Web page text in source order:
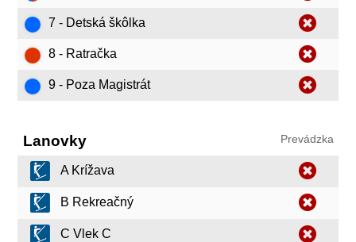
7 - Detská škôlka
8 - Ratračka
9 - Poza Magistrát
Lanovky Prevádzka
A Krížava
B Rekreačný
C Vlek C